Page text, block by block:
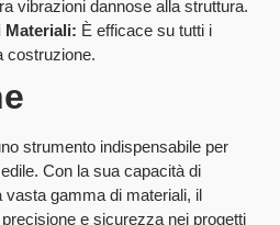
vibrazioni dannose alla struttura.
Materiali: È efficace su tutti i
costruzione.
strumento indispensabile per
Con la sua capacità di
gamma di materiali, il
e sicurezza nei progetti